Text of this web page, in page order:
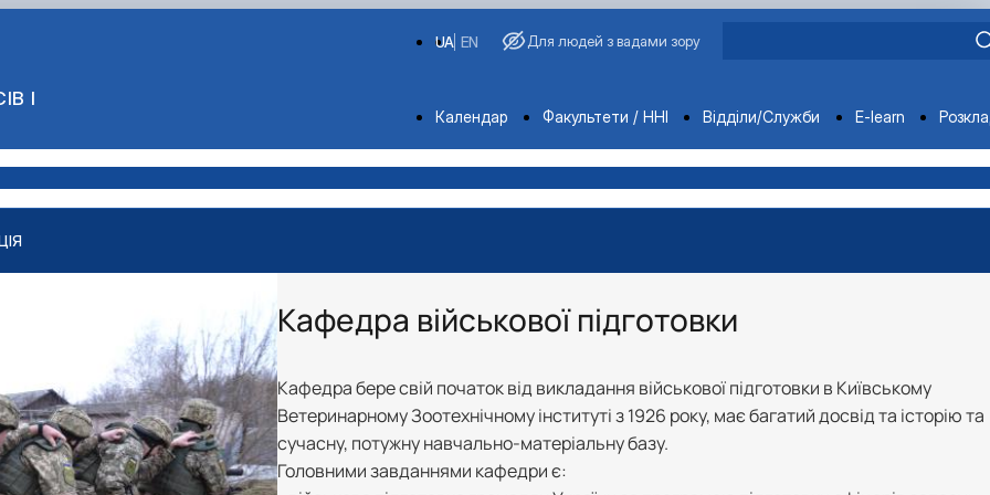
І
EN
UA Для людей з вадами зору
Departments
Календар Факультети / ННІ Відділи/Служби E-learn
Кафедра військової підготовки
Кафедра бере свій початок від викладання військової підготовки в Київському
Ветеринарному Зоотехнічному інституті з 1926 року, має багатий досвід та історію та
сучасну, потужну навчально-матеріальну базу.
Головними завданнями кафедри є: